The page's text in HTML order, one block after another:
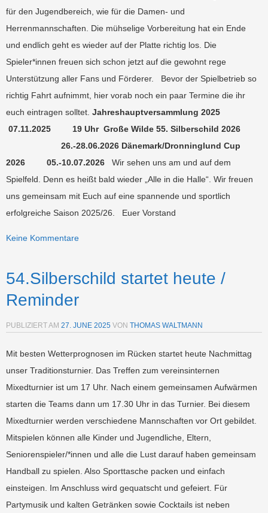
für den Jugendbereich, wie für die Damen- und
Herrenmannschaften. Die mühselige Vorbereitung hat ein Ende
und endlich geht es wieder auf der Platte richtig los. Die
Spieler*innen freuen sich schon jetzt auf die gewohnt rege
Unterstützung aller Fans und Förderer. Bevor der Spielbetrieb so
richtig Fahrt aufnimmt, hier vorab noch ein paar Termine die ihr
euch eintragen solltet. Jahreshauptversammlung 2025
07.11.2025 19 Uhr Große Wilde 55. Silberschild 2026
26.-28.06.2026 Dänemark/Dronninglund Cup
2026 05.-10.07.2026 Wir sehen uns am und auf dem
Spielfeld. Denn es heißt bald wieder „Alle in die Halle“. Wir freuen
uns gemeinsam mit Euch auf eine spannende und sportlich
erfolgreiche Saison 2025/26. Euer Vorstand
Keine Kommentare
54.Silberschild startet heute /
Reminder
PUBLIZIERT AM 27. JUNE 2025 VON THOMAS WALTMANN
Mit besten Wetterprognosen im Rücken startet heute Nachmittag
unser Traditionsturnier. Das Treffen zum vereinsinternen
Mixedturnier ist um 17 Uhr. Nach einem gemeinsamen Aufwärmen
starten die Teams dann um 17.30 Uhr in das Turnier. Bei diesem
Mixedturnier werden verschiedene Mannschaften vor Ort gebildet.
Mitspielen können alle Kinder und Jugendliche, Eltern,
Seniorenspieler/*innen und alle die Lust darauf haben gemeinsam
Handball zu spielen. Also Sporttasche packen und einfach
einsteigen. Im Anschluss wird gequatscht und gefeiert. Für
Partymusik und kalten Getränken sowie Cocktails ist neben